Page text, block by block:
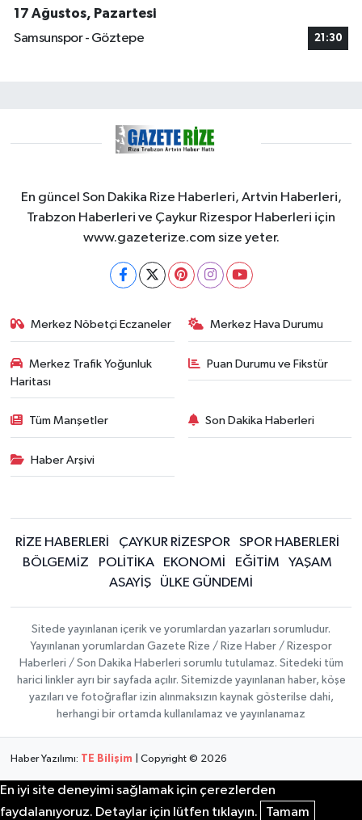
17 Ağustos, Pazartesi
Samsunspor - Göztepe
21:30
En güncel Son Dakika Rize Haberleri, Artvin Haberleri,
Trabzon Haberleri ve Çaykur Rizespor Haberleri için
www.gazeterize.com size yeter.
Merkez Nöbetçi Eczaneler Merkez Hava Durumu
Merkez Trafik Yoğunluk
Haritası
Puan Durumu ve Fikstür
Tüm Manşetler Son Dakika Haberleri
Haber Arşivi
RİZE HABERLERİ ÇAYKUR RİZESPOR
SPOR HABERLERİ
BÖLGEMİZ
POLİTİKA EKONOMİ EĞİTİM
YAŞAM
ASAYİŞ
ÜLKE GÜNDEMİ
Sitede yayınlanan içerik ve yorumlardan yazarları sorumludur.
Yayınlanan yorumlardan Gazete Rize / Rize Haber / Rizespor
Haberleri / Son Dakika Haberleri sorumlu tutulamaz. Sitedeki tüm
harici linkler ayrı bir sayfada açılır. Sitemizde yayınlanan haber, köşe
yazıları ve fotoğraflar izin alınmaksızın kaynak gösterilse dahi,
herhangi bir ortamda kullanılamaz ve yayınlanamaz
Haber Yazılımı: TE Bilişim | Copyright © 2026
En iyi site deneyimi sağlamak için çerezlerden
faydalanıyoruz. Detaylar için lütfen tıklayın.
Tamam